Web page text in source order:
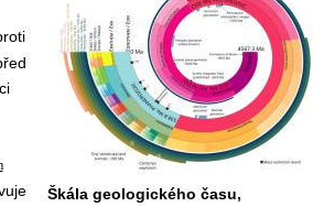
Škála geologického času,